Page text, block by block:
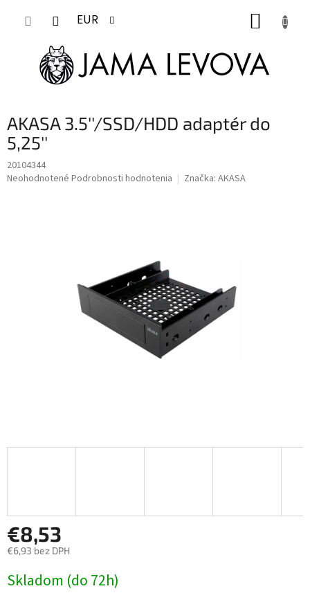
EUR
AKASA 3.5''/SSD/HDD adaptér do
5,25''
20104344
Priemerné
Neohodnotené Podrobnosti hodnotenia Značka: AKASA
€8,53
€6,93 bez DPH
cena:
Skladom (do 72h)